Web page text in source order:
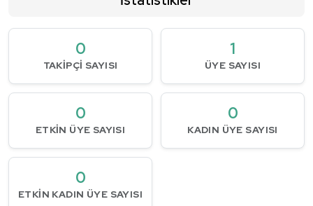
0
TAKIPÇI SAYISI
1
ÜYE SAYISI
0
ETKIN ÜYE SAYISI
0
KADIN ÜYE SAYISI
0
ETKIN KADIN ÜYE SAYISI